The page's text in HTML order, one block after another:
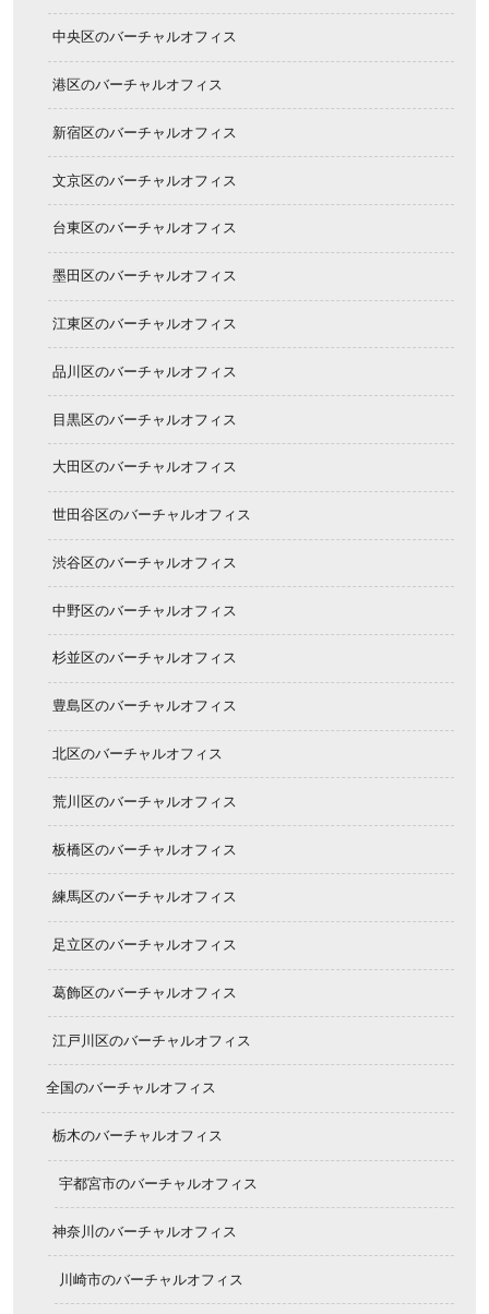
中央区のバーチャルオフィス
港区のバーチャルオフィス
新宿区のバーチャルオフィス
文京区のバーチャルオフィス
台東区のバーチャルオフィス
墨田区のバーチャルオフィス
江東区のバーチャルオフィス
品川区のバーチャルオフィス
目黒区のバーチャルオフィス
大田区のバーチャルオフィス
世田谷区のバーチャルオフィス
渋谷区のバーチャルオフィス
中野区のバーチャルオフィス
杉並区のバーチャルオフィス
豊島区のバーチャルオフィス
北区のバーチャルオフィス
荒川区のバーチャルオフィス
板橋区のバーチャルオフィス
練馬区のバーチャルオフィス
足立区のバーチャルオフィス
葛飾区のバーチャルオフィス
江戸川区のバーチャルオフィス
全国のバーチャルオフィス
栃木のバーチャルオフィス
宇都宮市のバーチャルオフィス
神奈川のバーチャルオフィス
川崎市のバーチャルオフィス